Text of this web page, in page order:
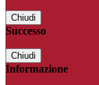
Chiudi
Successo
Chiudi
Informazione